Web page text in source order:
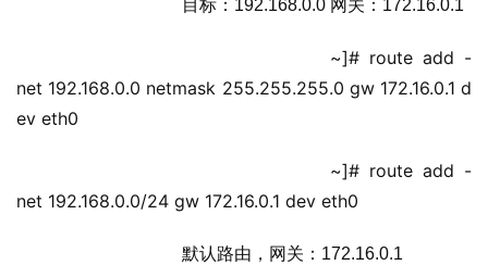
目标：192.168.0.0 网关：172.16.0.1
~]# route add -
net 192.168.0.0 netmask 255.255.255.0 gw 172.16.0.1 d
ev eth0
~]# route add -
net 192.168.0.0/24 gw 172.16.0.1 dev eth0
默认路由，网关：172.16.0.1